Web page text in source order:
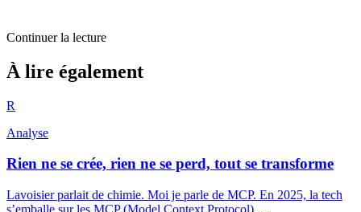
Continuer la lecture
À lire également
R
Analyse
Rien ne se crée, rien ne se perd, tout se transforme
Lavoisier parlait de chimie. Moi je parle de MCP. En 2025, la tech